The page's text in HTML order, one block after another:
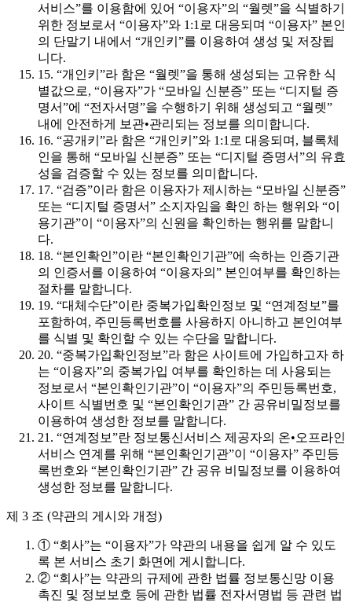
서비스”를 이용함에 있어 “이용자”의 “월렛”을 식별하기
위한 정보로서 “이용자”와 1:1로 대응되며 “이용자” 본인
의 단말기 내에서 “개인키”를 이용하여 생성 및 저장됩
니다.
15. “개인키”라 함은 “월렛”을 통해 생성되는 고유한 식
별값으로, “이용자”가 “모바일 신분증” 또는 “디지털 증
명서”에 “전자서명”을 수행하기 위해 생성되고 “월렛”
내에 안전하게 보관•관리되는 정보를 의미합니다.
16. “공개키”라 함은 “개인키”와 1:1로 대응되며, 블록체
인을 통해 “모바일 신분증” 또는 “디지털 증명서”의 유효
성을 검증할 수 있는 정보를 의미합니다.
17. “검증”이라 함은 이용자가 제시하는 “모바일 신분증”
또는 “디지털 증명서” 소지자임을 확인 하는 행위와 “이
용기관”이 “이용자”의 신원을 확인하는 행위를 말합니
다.
18. “본인확인”이란 “본인확인기관”에 속하는 인증기관
의 인증서를 이용하여 “이용자의” 본인여부를 확인하는
절차를 말합니다.
19. “대체수단”이란 중복가입확인정보 및 “연계정보”를
포함하여, 주민등록번호를 사용하지 아니하고 본인여부
를 식별 및 확인할 수 있는 수단을 말합니다.
20. “중복가입확인정보”라 함은 사이트에 가입하고자 하
는 “이용자”의 중복가입 여부를 확인하는 데 사용되는
정보로서 “본인확인기관”이 “이용자”의 주민등록번호,
사이트 식별번호 및 “본인확인기관” 간 공유비밀정보를
이용하여 생성한 정보를 말합니다.
21. “연계정보”란 정보통신서비스 제공자의 온•오프라인
서비스 연계를 위해 “본인확인기관”이 “이용자” 주민등
록번호와 “본인확인기관” 간 공유 비밀정보를 이용하여
생성한 정보를 말합니다.
제 3 조 (약관의 게시와 개정)
① “회사”는 “이용자”가 약관의 내용을 쉽게 알 수 있도
록 본 서비스 초기 화면에 게시합니다.
② “회사”는 약관의 규제에 관한 법률 정보통신망 이용
촉진 및 정보보호 등에 관한 법률 전자서명법 등 관련 법